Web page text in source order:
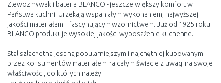
Zlewozmywak i bateria BLANCO - jeszcze większy komfort w
Państwa kuchni. Urzekają wspaniałym wykonaniem, najwyższej
jakości materiałami i fascynującym wzornictwem. Już od 1925 roku
BLANCO produkuje wysokiej jakości wyposażenie kuchenne.
Stal szlachetna jest najpopularniejszym i najchętniej kupowanym
przez konsumentów materiałem na całym świecie z uwagi na swoje
właściwości, do których należy: